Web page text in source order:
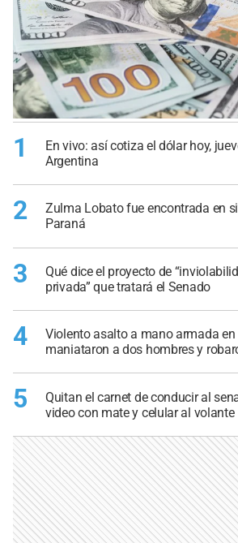
1
En vivo: así cotiza el dólar hoy,
Argentina
2
Zulma Lobato fue encontrada en
Paraná
3
Qué dice el proyecto de
privada” que tratará el Senado
4
Violento asalto a mano armada
maniataron a dos hombres y
5
Quitan el carnet de conducir al
video con mate y celular al volante